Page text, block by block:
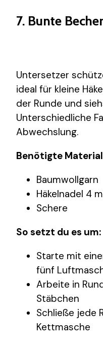
7. Bunte
Untersetzer
ideal für kleine
der Runde und
Unterschiedliche
Abwechslung.
Benötigte
Baumwollgarn
Häkelnadel 4
Schere
So setzt du es um:
Starte mit
fünf
Arbeite in
Stäbchen
Schließe jede
Kettmasche